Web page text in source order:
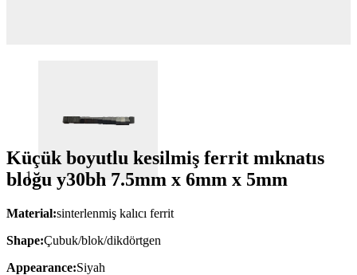
Küçük boyutlu kesilmiş ferrit mıknatıs
bloğu y30bh 7.5mm x 6mm x 5mm
Material:sinterlenmiş kalıcı ferrit
Shape:Çubuk/blok/dikdörtgen
Appearance:Siyah